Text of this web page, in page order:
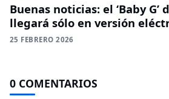
Buenas noticias: el ‘Baby G’
llegará sólo en versión
25 FEBRERO 2026
0 COMENTARIOS